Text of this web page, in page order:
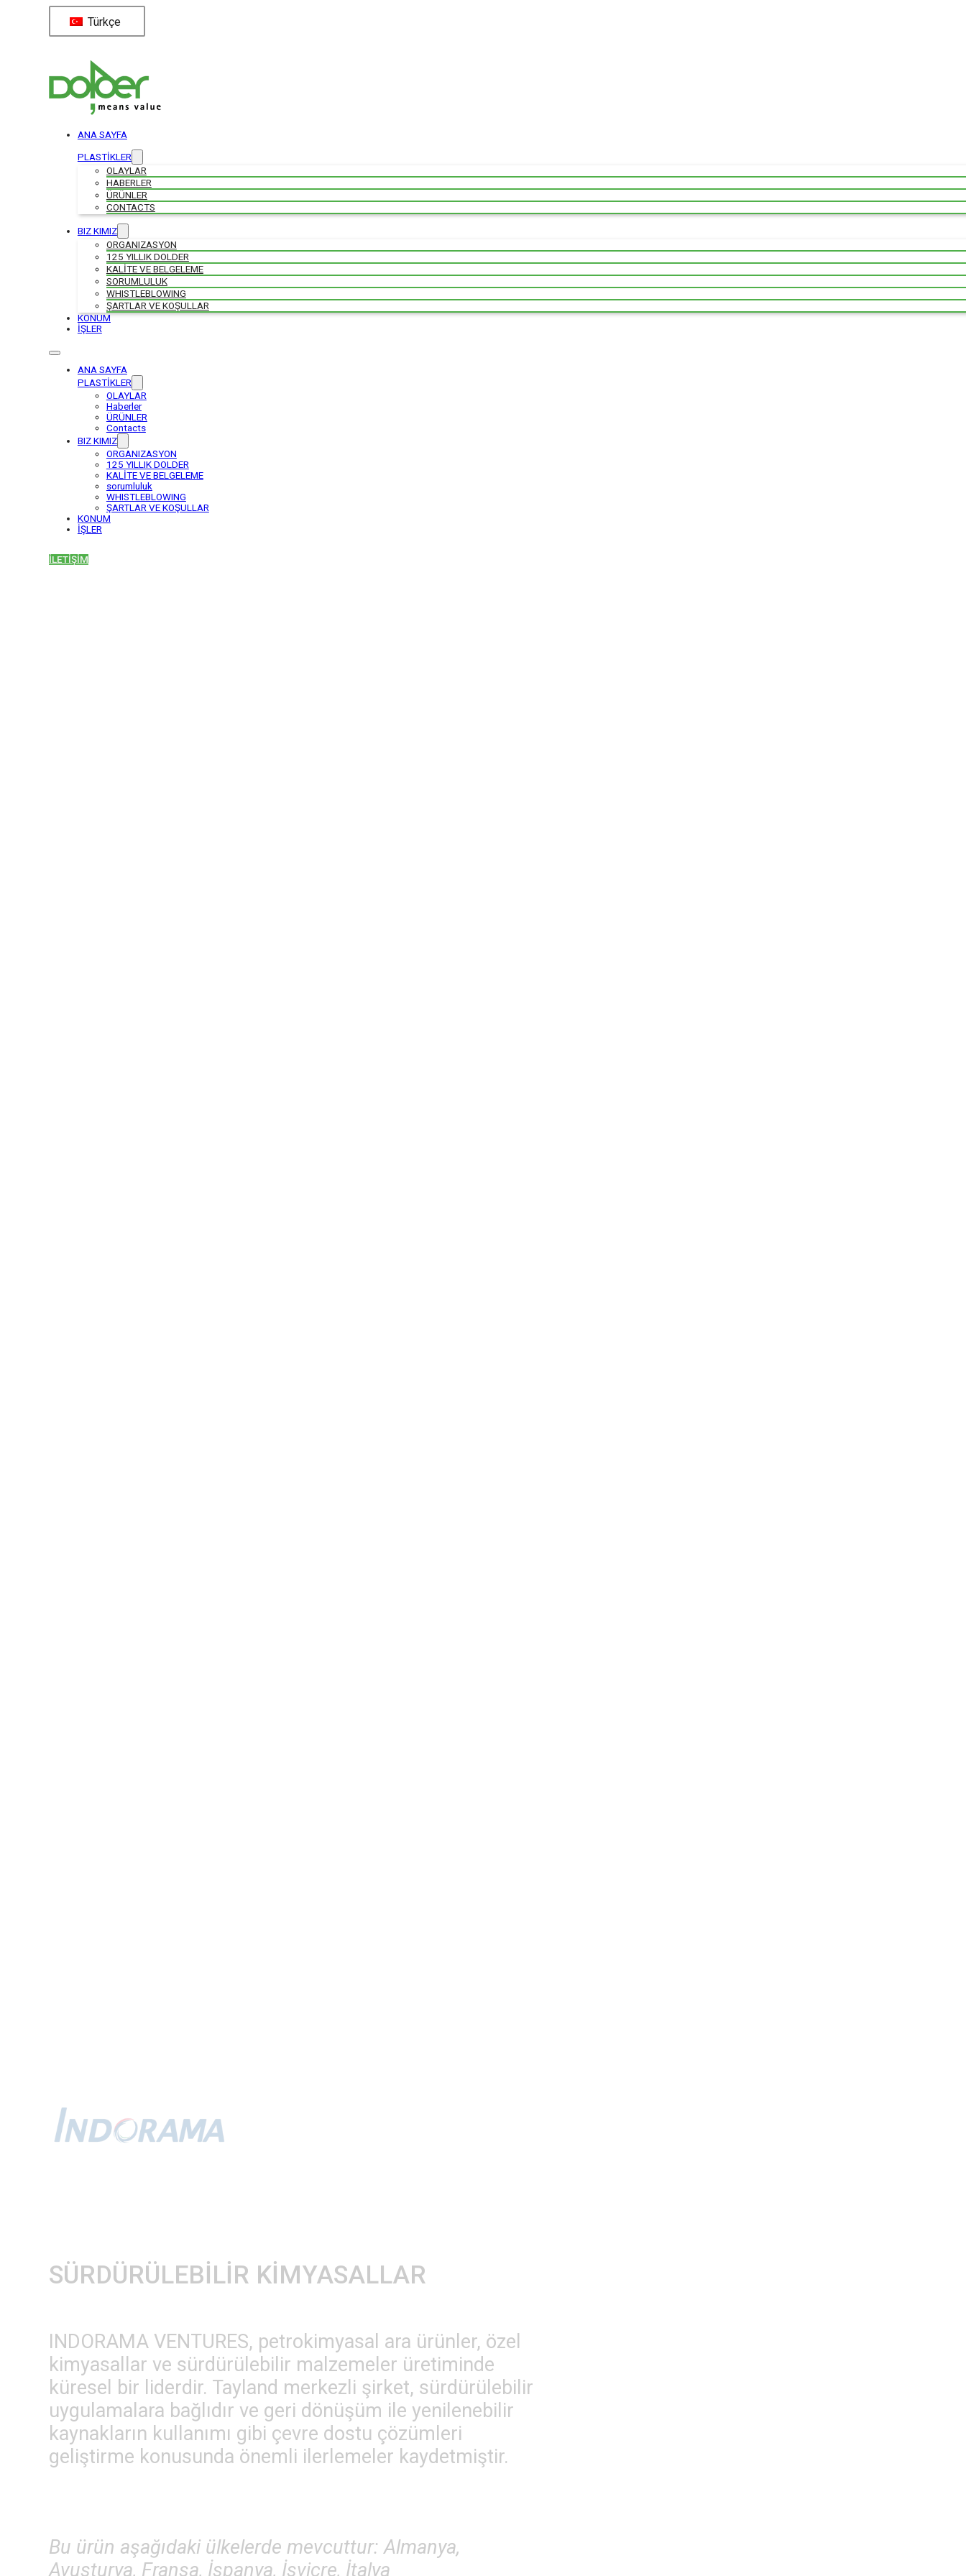
Türkçe
ANA SAYFA
PLASTİKLER
OLAYLAR
HABERLER
ÜRÜNLER
CONTACTS
BIZ KIMIZ
ORGANIZASYON
125 YILLIK DOLDER
KALİTE VE BELGELEME
SORUMLULUK
WHISTLEBLOWING
ŞARTLAR VE KOŞULLAR
KONUM
İŞLER
ANA SAYFA
PLASTİKLER
OLAYLAR
Haberler
ÜRÜNLER
Contacts
BIZ KIMIZ
ORGANIZASYON
125 YILLIK DOLDER
KALİTE VE BELGELEME
sorumluluk
WHISTLEBLOWING
ŞARTLAR VE KOŞULLAR
KONUM
İŞLER
İLETİŞİM
SÜRDÜRÜLEBİLİR KİMYASALLAR
INDORAMA VENTURES, petrokimyasal ara ürünler, özel
kimyasallar ve sürdürülebilir malzemeler üretiminde
küresel bir liderdir. Tayland merkezli şirket, sürdürülebilir
uygulamalara bağlıdır ve geri dönüşüm ile yenilenebilir
kaynakların kullanımı gibi çevre dostu çözümleri
geliştirme konusunda önemli ilerlemeler kaydetmiştir.
Bu ürün aşağıdaki ülkelerde mevcuttur: Almanya,
Avusturya, Fransa, İspanya, İsviçre, İtalya